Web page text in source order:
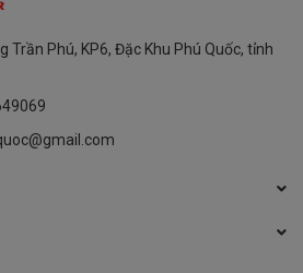
Trần Phú, KP6, Đặc Khu Phú Quốc, tỉnh